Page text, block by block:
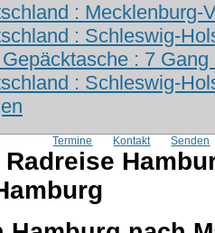
: Mecklenburg-
: Schleswig-
: 7
: Schleswig-
Termine Kontakt Senden